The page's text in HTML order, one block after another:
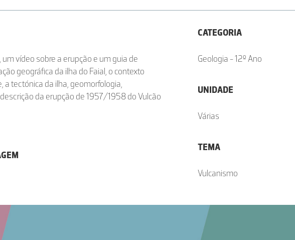
vídeo sobre a erupção e um guia de
geográfica da ilha do Faial, o contexto
a tectónica da ilha, geomorfologia,
da erupção de 1957/1958 do Vulcão
CATEGORIA
Geologia - 12º Ano
UNIDADE
Várias
TEMA
Vulcanismo